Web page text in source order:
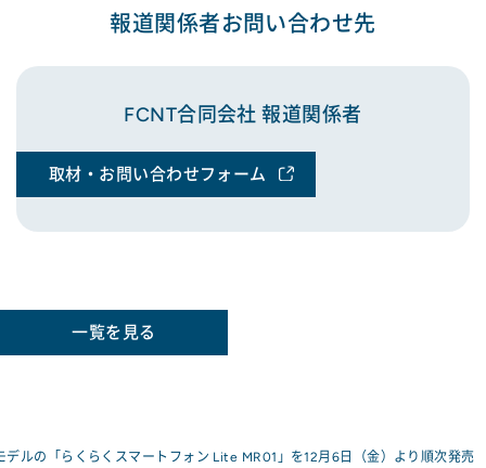
報道関係者お問い合わせ先
FCNT合同会社 報道関係者
取材・お問い合わせフォーム
一覧を見る
デルの「らくらくスマートフォン Lite MR01」を12月6日（金）より順次発売